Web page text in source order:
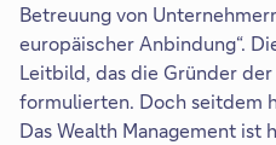
Betreuung von
europäischer Anbindung“.
Leitbild, das die Gründer der
formulierten. Doch seitdem
Das Wealth Management ist